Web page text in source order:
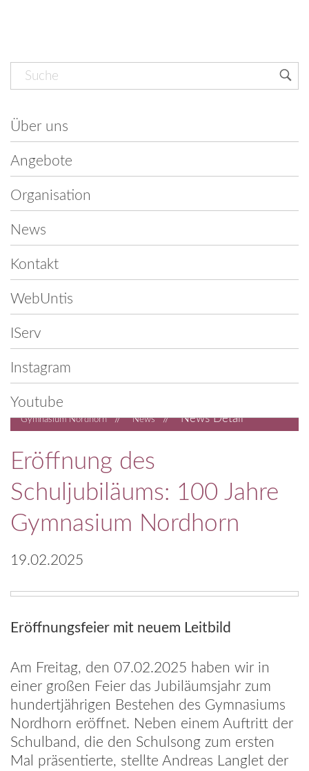
Navigation
überspringen
Über uns
Angebote
Organisation
News
Kontakt
WebUntis
IServ
Instagram
Youtube
Gymnasium Nordhorn // News // News Detail
Eröffnung des
Schuljubiläums: 100 Jahre
Gymnasium Nordhorn
19.02.2025
Eröffnungsfeier mit neuem Leitbild
Am Freitag, den 07.02.2025 haben wir in
einer großen Feier das Jubiläumsjahr zum
hundertjährigen Bestehen des Gymnasiums
Nordhorn eröffnet. Neben einem Auftritt der
Schulband, die den Schulsong zum ersten
Mal präsentierte, stellte Andreas Langlet der